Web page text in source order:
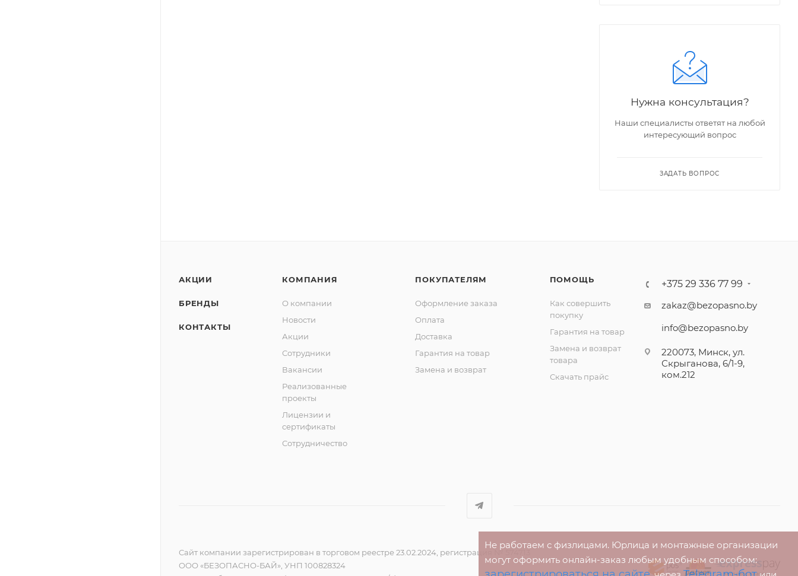
Нужна консультация?
Наши специалисты ответят на любой
интересующий вопрос
ЗАДАТЬ ВОПРОС
АКЦИИ
БРЕНДЫ
КОНТАКТЫ
КОМПАНИЯ
О компании
Новости
Акции
Сотрудники
Вакансии
Реализованные
проекты
Лицензии и
сертификаты
Сотрудничество
ПОКУПАТЕЛЯМ
Оформление заказа
Оплата
Доставка
Гарантия на товар
Замена и возврат
ПОМОЩЬ
Как совершить
покупку
Гарантия на товар
Замена и возврат
товара
Скачать прайс
+375 29 336 77 99
zakaz@bezopasno.by
info@bezopasno.by
220073, Минск, ул.
Скрыганова, 6/1-9,
ком.212
Сайт компании зарегистрирован в торговом реестре 23.02.2024, регистрация № 574713
ООО «БЕЗОПАСНО-БАЙ», УНП 100828324
Не работаем с физлицами. Юрлица и монтажные организации
могут оформить онлайн-заказ любым удобным способом: